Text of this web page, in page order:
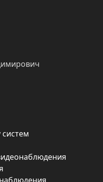
систем